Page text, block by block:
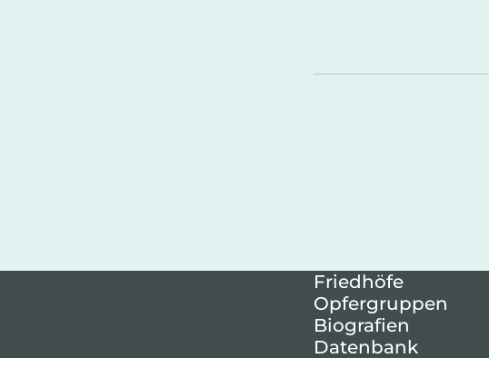
Friedhöfe
Opfergruppen
Biografien
Datenbank